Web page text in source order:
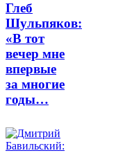
Глеб
Шульпяков:
«В тот
вечер мне
впервые
за многие
годы…